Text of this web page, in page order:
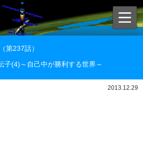
第237話）
子(4)～自己中が勝利する世界～
2013.12.29